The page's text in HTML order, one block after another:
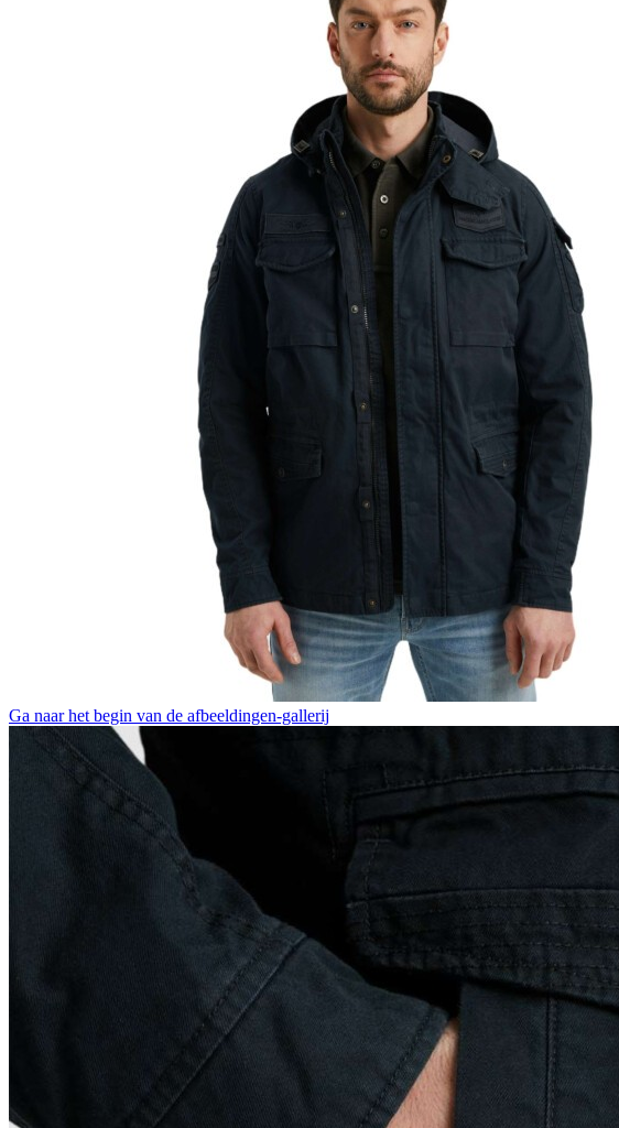
Ga naar het begin van de afbeeldingen-gallerij